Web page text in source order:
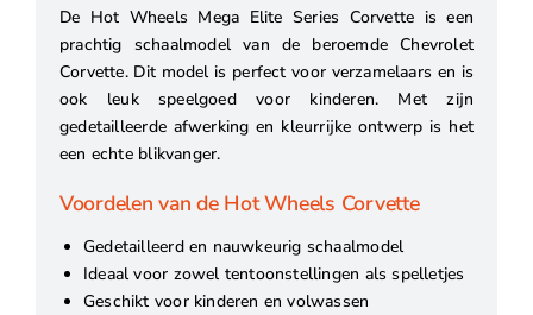
De Hot Wheels Mega Elite Series Corvette is een
prachtig schaalmodel van de beroemde Chevrolet
Corvette. Dit model is perfect voor verzamelaars en is
ook leuk speelgoed voor kinderen. Met zijn
gedetailleerde afwerking en kleurrijke ontwerp is het
een echte blikvanger.
Voordelen van de Hot Wheels Corvette
Gedetailleerd en nauwkeurig schaalmodel
Ideaal voor zowel tentoonstellingen als spelletjes
Geschikt voor kinderen en volwassen